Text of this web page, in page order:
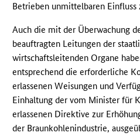
Betrieben unmittelbaren Einfluss
Auch die mit der Überwachung
beauftragten Leitungen der
wirtschaftsleitenden Organe
entsprechend die erforderliche
erlassenen Weisungen und
Einhaltung der vom Minister für
erlassenen Direktive zur
der Braunkohlenindustrie,